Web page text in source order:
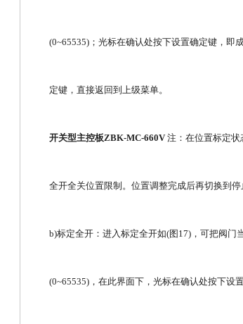
(0~65535)；光标在确认处按下设置确定键，即
定键，直接返回到上级菜单。
开关型主控板ZBK-MC-660V注：在位置标定状
全开全关位置限制。位置调整完成后再切换到停
b)标定全开：进入标定全开如(图17)，可把阀
(0~65535)，在此界面下，光标在确认处按下设